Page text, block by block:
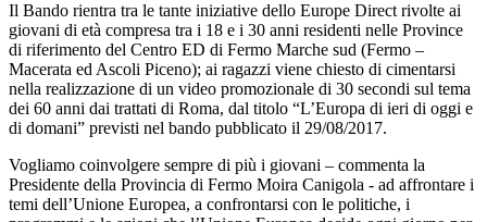
Il Bando rientra tra le tante iniziative dello Europe Direct rivolte ai
giovani di età compresa tra i 18 e i 30 anni residenti nelle Province
di riferimento del Centro ED di Fermo Marche sud (Fermo –
Macerata ed Ascoli Piceno); ai ragazzi viene chiesto di cimentarsi
nella realizzazione di un video promozionale di 30 secondi sul tema
dei 60 anni dai trattati di Roma, dal titolo “L’Europa di ieri di oggi e
di domani” previsti nel bando pubblicato il 29/08/2017.
Vogliamo coinvolgere sempre di più i giovani – commenta la
Presidente della Provincia di Fermo Moira Canigola - ad affrontare i
temi dell’Unione Europea, a confrontarsi con le politiche, i